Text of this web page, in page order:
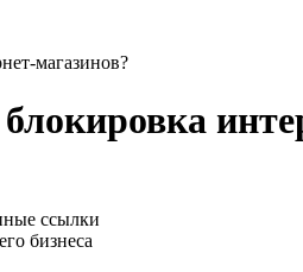
магазинов?
ссылки
бизнеса